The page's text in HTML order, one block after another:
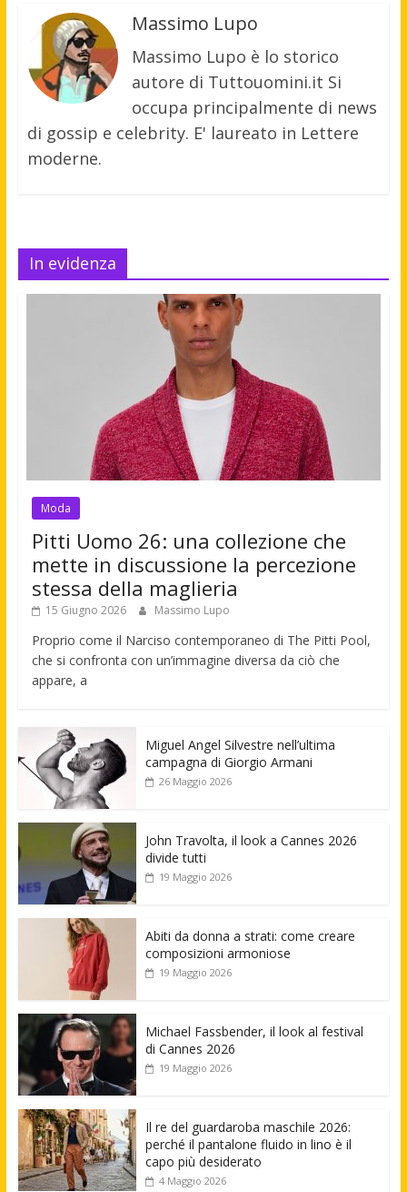
Massimo Lupo
Massimo Lupo è lo storico
autore di Tuttouomini.it Si
occupa principalmente di news
di gossip e celebrity. E' laureato in Lettere
moderne.
In evidenza
Moda
Pitti Uomo 26: una collezione che
mette in discussione la percezione
stessa della maglieria
15 Giugno 2026 Massimo Lupo
Proprio come il Narciso contemporaneo di The Pitti Pool,
che si confronta con un’immagine diversa da ciò che
appare, a
Miguel Angel Silvestre nell’ultima
campagna di Giorgio Armani
26 Maggio 2026
John Travolta, il look a Cannes 2026
divide tutti
19 Maggio 2026
Abiti da donna a strati: come creare
composizioni armoniose
19 Maggio 2026
Michael Fassbender, il look al festival
di Cannes 2026
19 Maggio 2026
Il re del guardaroba maschile 2026:
perché il pantalone fluido in lino è il
capo più desiderato
4 Maggio 2026